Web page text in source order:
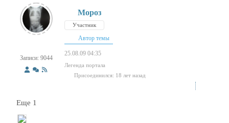
Записи: 9044
Мороз
Участник
Автор темы
25.08.09 04:35
Легенда портала
Присоединился: 18 лет назад
Еще 1